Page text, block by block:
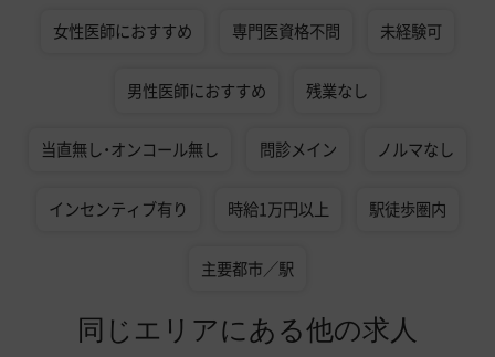
女性医師におすすめ 専門医資格不問 未経験可
男性医師におすすめ 残業なし
当直無し・オンコール無し 問診メイン ノルマなし
インセンティブ有り 時給1万円以上 駅徒歩圏内
主要都市／駅
同じエリアにある他の求人